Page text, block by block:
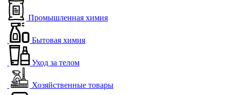
Промышленная химия
Бытовая химия
Уход за телом
Хозяйственные товары